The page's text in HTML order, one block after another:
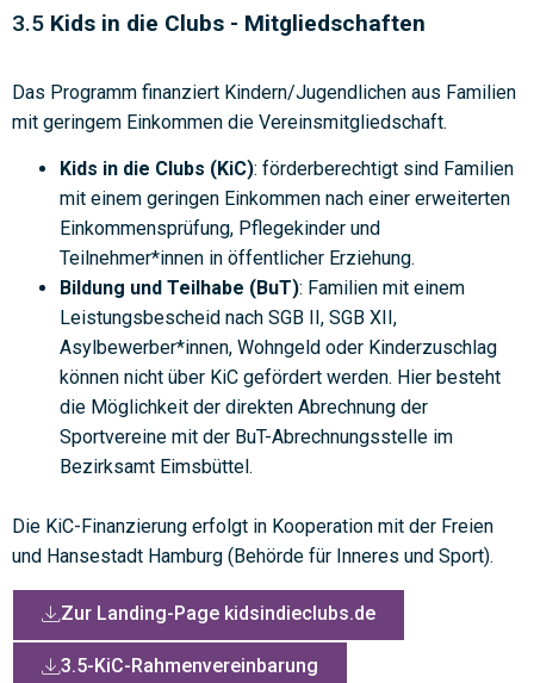
3.5 Kids in die Clubs - Mitgliedschaften
Das Programm finanziert Kindern/Jugendlichen aus Familien
mit geringem Einkommen die Vereinsmitgliedschaft.
Kids in die Clubs (KiC): förderberechtigt sind Familien
mit einem geringen Einkommen nach einer erweiterten
Einkommensprüfung, Pflegekinder und
Teilnehmer*innen in öffentlicher Erziehung.
Bildung und Teilhabe (BuT): Familien mit einem
Leistungsbescheid nach SGB II, SGB XII,
Asylbewerber*innen, Wohngeld oder Kinderzuschlag
können nicht über KiC gefördert werden. Hier besteht
die Möglichkeit der direkten Abrechnung der
Sportvereine mit der BuT-Abrechnungsstelle im
Bezirksamt Eimsbüttel.
Die KiC-Finanzierung erfolgt in Kooperation mit der Freien
und Hansestadt Hamburg (Behörde für Inneres und Sport).
Zur Landing-Page kidsindieclubs.de
3.5-KiC-Rahmenvereinbarung